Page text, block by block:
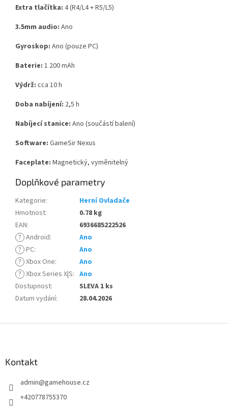
Extra tlačítka: 4 (R4/L4 + R5/L5)
3.5mm audio: Ano
Gyroskop: Ano (pouze PC)
Baterie: 1 200 mAh
Výdrž: cca 10 h
Doba nabíjení: 2,5 h
Nabíjecí stanice: Ano (součástí balení)
Software: GameSir Nexus
Faceplate: Magnetický, vyměnitelný
Doplňkové parametry
Kategorie:
Herní Ovladače
Hmotnost:
0.78 kg
EAN:
6936685222526
? Android:
Ano
? PC:
Ano
? Xbox One:
Ano
? Xbox Series X|S: Ano
Dostupnost:
SLEVA 1 ks
Datum vydání: 28.04.2026
Kontakt
admin@gamehouse.cz
+420778755370